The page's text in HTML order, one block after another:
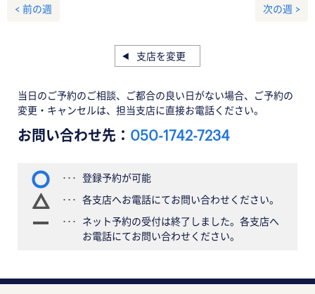
< 前の週 次の週 >
支店を変更
当日のご予約のご相談、ご都合の良い日がない場合、ご予約の
変更・キャンセルは、担当支店に直接お電話ください。
お問い合わせ先： 050-1742-7234
登録予約が可能
各支店へお電話にてお問い合わせください。
ネット予約の受付は終了しました。各支店へ
お電話にてお問い合わせください。